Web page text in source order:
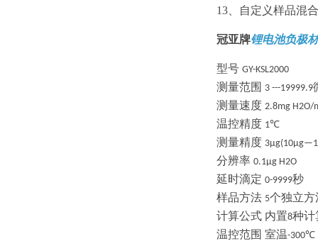
13 、自定义样品混
冠亚牌锂电池负极
型号 GY-KSL2000
测量范围 3 ---19999.9
测量速度 2.8mg H2O/
温控精度 1℃
测量精度
分辨率 0.1μg H2O
延时滴定 0-9999秒
样品方法 5个独立方
计算公式 内置8种计
温控范围 室温-300℃